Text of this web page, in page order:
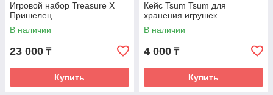
Игровой набор Treasure X
Пришелец
В наличии
23 000 ₸
Купить
Кейс Tsum Tsum для
хранения игрушек
В наличии
4 000 ₸
Купить